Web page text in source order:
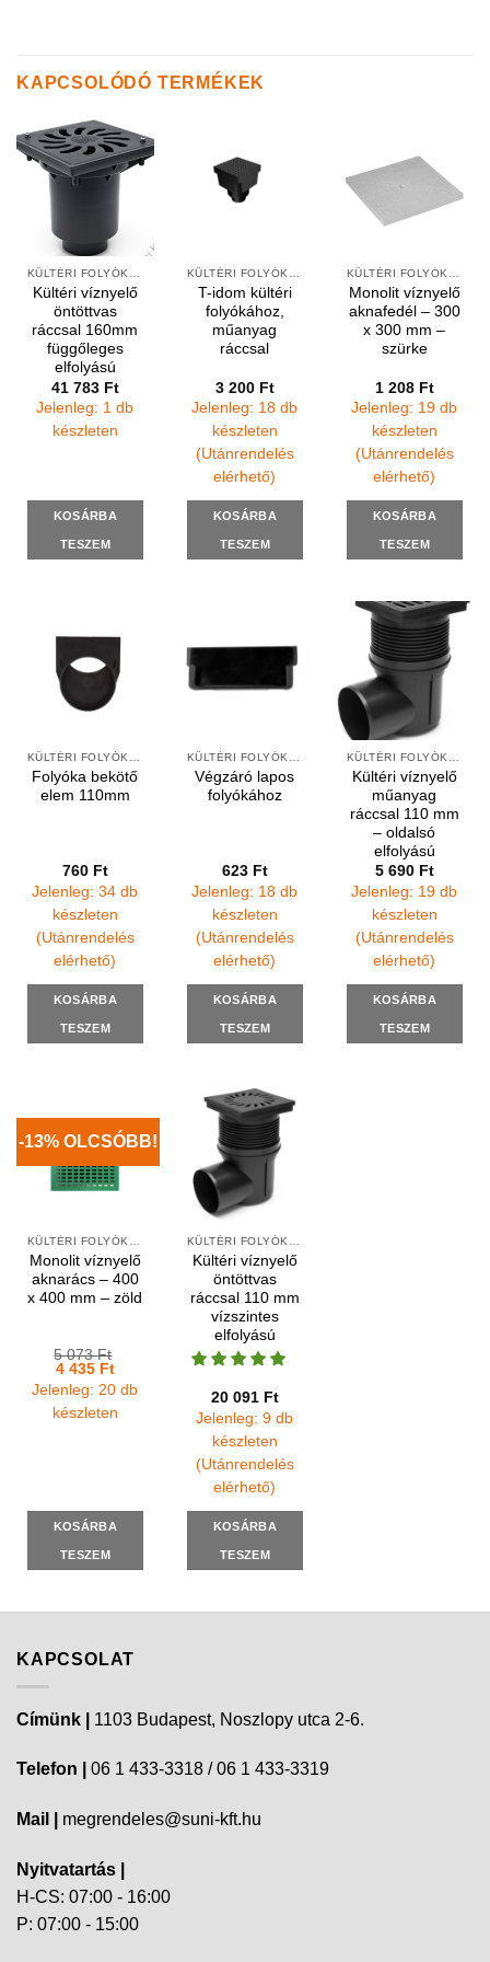
KAPCSOLÓDÓ TERMÉKEK
KÜLTÉRI FOLYÓKÁK ÉS VÍZNYELŐK
Kültéri víznyelő
öntöttvas
ráccsal 160mm
függőleges
elfolyású
41 783 Ft
Jelenleg: 1 db
készleten
KOSÁRBA
TESZEM
KÜLTÉRI FOLYÓKÁK ÉS VÍZNYELŐK
T-idom kültéri
folyókához,
műanyag
ráccsal
3 200 Ft
Jelenleg: 18 db
készleten
(Utánrendelés
elérhető)
KOSÁRBA
TESZEM
KÜLTÉRI FOLYÓKÁK ÉS VÍZNYELŐK
Monolit víznyelő
aknafedél – 300
x 300 mm –
szürke
1 208 Ft
Jelenleg: 19 db
készleten
(Utánrendelés
elérhető)
KOSÁRBA
TESZEM
KÜLTÉRI FOLYÓKÁK ÉS ELEMEK
Folyóka bekötő
elem 110mm
760 Ft
Jelenleg: 34 db
készleten
(Utánrendelés
elérhető)
KOSÁRBA
TESZEM
KÜLTÉRI FOLYÓKÁK ÉS ELEMEK
Végzáró lapos
folyókához
623 Ft
Jelenleg: 18 db
készleten
(Utánrendelés
elérhető)
KOSÁRBA
TESZEM
KÜLTÉRI FOLYÓKÁK ÉS VÍZNYELŐK
Kültéri víznyelő
műanyag
ráccsal 110 mm
– oldalsó
elfolyású
5 690 Ft
Jelenleg: 19 db
készleten
(Utánrendelés
elérhető)
KOSÁRBA
TESZEM
-13% OLCSÓBB!
KÜLTÉRI FOLYÓKÁK ÉS VÍZNYELŐK
Monolit víznyelő
aknarács – 400
x 400 mm – zöld
5 073Ft
Original
price
was:
5
4 435 FtCurrent
price
is:
4
Jelenleg: 20 db
készleten
KOSÁRBA
TESZEM
KÜLTÉRI FOLYÓKÁK ÉS VÍZNYELŐK
Kültéri víznyelő
öntöttvas
ráccsal 110 mm
vízszintes
elfolyású
20 091 Ft
Jelenleg: 9 db
készleten
(Utánrendelés
elérhető)
KOSÁRBA
TESZEM
KAPCSOLAT
Címünk | 1103 Budapest, Noszlopy utca 2-6.
Telefon | 06 1 433-3318 / 06 1 433-3319
Mail | megrendeles@suni-kft.hu
Nyitvatartás |
H-CS: 07:00 - 16:00
P: 07:00 - 15:00